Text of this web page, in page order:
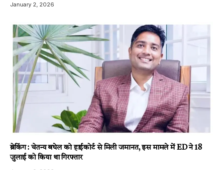
January 2, 2026
ब्रेकिंग : चेतन्य बघेल को हाईकोर्ट से मिली जमानत, इस मामले में ED ने 18
जुलाई को किया था गिरफ्तार